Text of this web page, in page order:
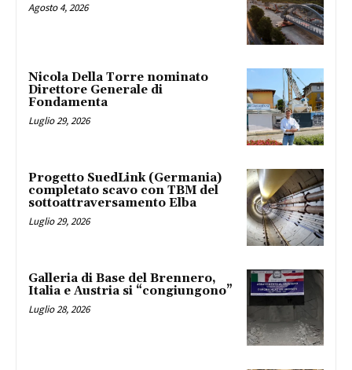
Agosto 4, 2026
Nicola Della Torre nominato
Direttore Generale di
Fondamenta
Luglio 29, 2026
Progetto SuedLink (Germania)
completato scavo con TBM del
sottoattraversamento Elba
Luglio 29, 2026
Galleria di Base del Brennero,
Italia e Austria si “congiungono”
Luglio 28, 2026